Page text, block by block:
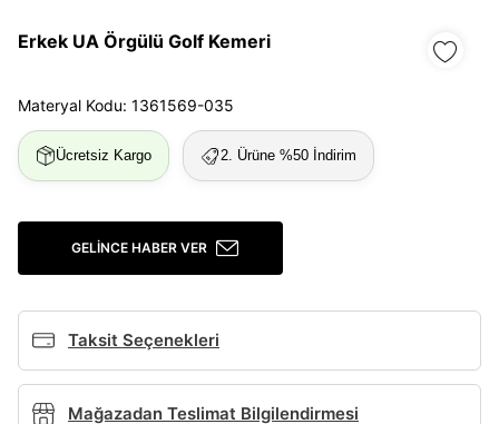
Erkek UA Örgülü Golf Kemeri
Materyal Kodu: 1361569-035
Ücretsiz Kargo 2. Ürüne %50 İndirim
GELINCE HABER VER
Taksit Seçenekleri
Mağazadan Teslimat Bilgilendirmesi
Şifre
Beni Hatırla
Giriş Yap
Ad*